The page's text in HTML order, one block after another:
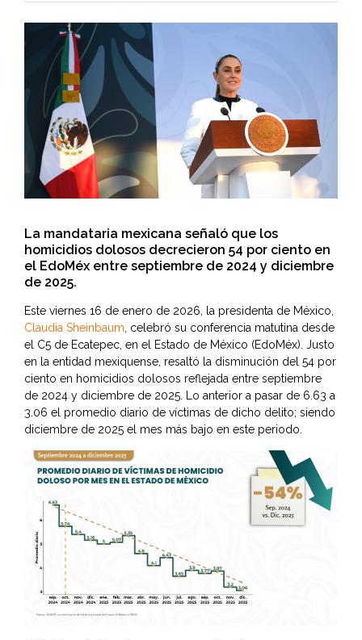
La mandataria mexicana señaló que los
homicidios dolosos decrecieron 54 por ciento en
el EdoMéx entre septiembre de 2024 y diciembre
de 2025.
Este viernes 16 de enero de 2026, la presidenta de México,
Claudia Sheinbaum, celebró su conferencia matutina desde
el C5 de Ecatepec, en el Estado de México (EdoMéx). Justo
en la entidad mexiquense, resaltó la disminución del 54 por
ciento en homicidios dolosos reflejada entre septiembre
de 2024 y diciembre de 2025. Lo anterior a pasar de 6.63 a
3.06 el promedio diario de víctimas de dicho delito; siendo
diciembre de 2025 el mes más bajo en este periodo.